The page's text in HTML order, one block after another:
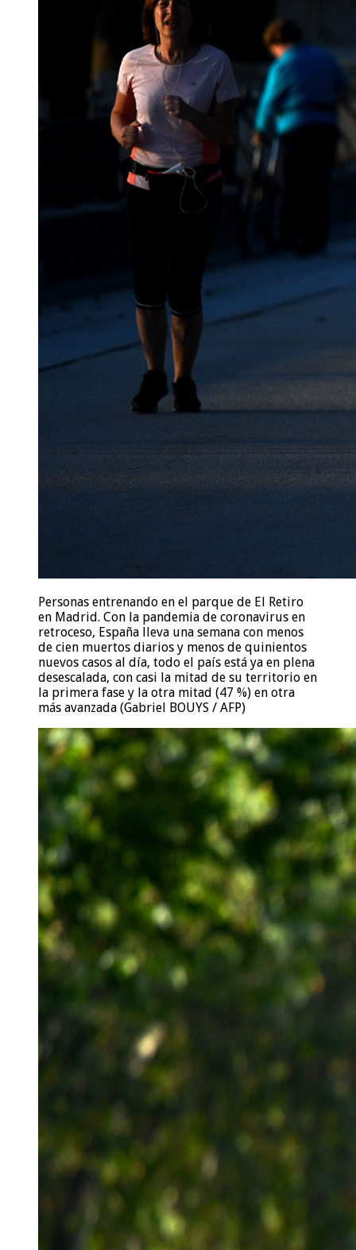
Personas entrenando en el parque de El Retiro
en Madrid. Con la pandemia de coronavirus en
retroceso, España lleva una semana con menos
de cien muertos diarios y menos de quinientos
nuevos casos al día, todo el país está ya en plena
desescalada, con casi la mitad de su territorio en
la primera fase y la otra mitad (47 %) en otra
más avanzada (Gabriel BOUYS / AFP)